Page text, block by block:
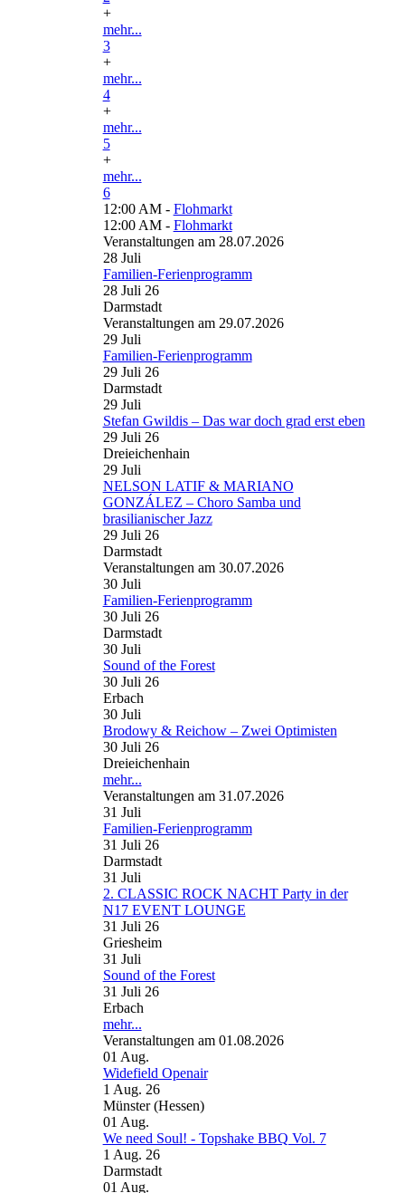
+
mehr...
3
+
mehr...
4
+
mehr...
5
+
mehr...
6
12:00 AM - Flohmarkt
12:00 AM - Flohmarkt
Veranstaltungen am 28.07.2026
28 Juli
Familien-Ferienprogramm
28 Juli 26
Darmstadt
Veranstaltungen am 29.07.2026
29 Juli
Familien-Ferienprogramm
29 Juli 26
Darmstadt
29 Juli
Stefan Gwildis – Das war doch grad erst eben
29 Juli 26
Dreieichenhain
29 Juli
NELSON LATIF & MARIANO
GONZÁLEZ – Choro Samba und
brasilianischer Jazz
29 Juli 26
Darmstadt
Veranstaltungen am 30.07.2026
30 Juli
Familien-Ferienprogramm
30 Juli 26
Darmstadt
30 Juli
Sound of the Forest
30 Juli 26
Erbach
30 Juli
Brodowy & Reichow – Zwei Optimisten
30 Juli 26
Dreieichenhain
mehr...
Veranstaltungen am 31.07.2026
31 Juli
Familien-Ferienprogramm
31 Juli 26
Darmstadt
31 Juli
2. CLASSIC ROCK NACHT Party in der
N17 EVENT LOUNGE
31 Juli 26
Griesheim
31 Juli
Sound of the Forest
31 Juli 26
Erbach
mehr...
Veranstaltungen am 01.08.2026
01 Aug.
Widefield Openair
1 Aug. 26
Münster (Hessen)
01 Aug.
We need Soul! - Topshake BBQ Vol. 7
1 Aug. 26
Darmstadt
01 Aug.